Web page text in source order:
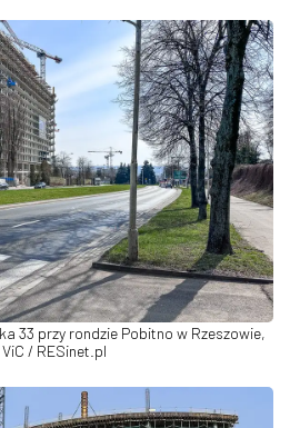
33 przy rondzie Pobitno w Rzeszowie,
/ RESinet.pl